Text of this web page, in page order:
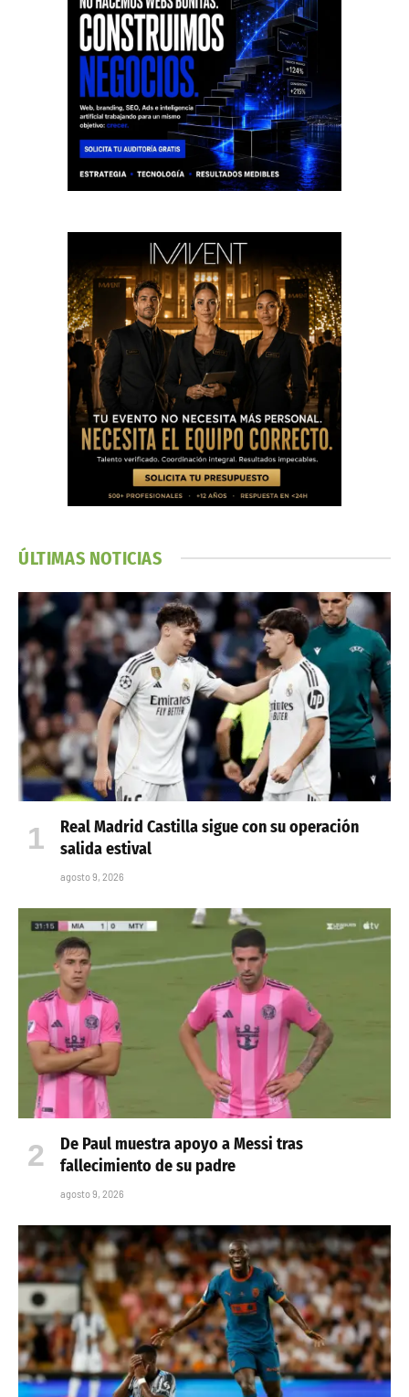
ÚLTIMAS NOTICIAS
Real Madrid Castilla sigue con su operación
salida estival
agosto 9, 2026
De Paul muestra apoyo a Messi tras
fallecimiento de su padre
agosto 9, 2026